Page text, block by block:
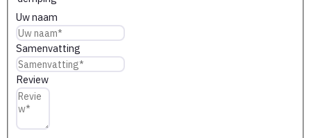
Uw naam
Samenvatting
Review